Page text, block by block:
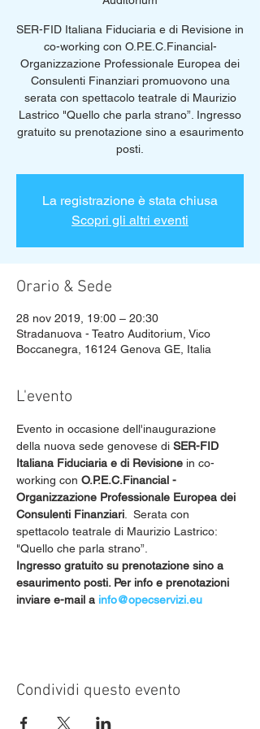
SER-FID Italiana Fiduciaria e di Revisione in
co-working con O.P.E.C.Financial-
Organizzazione Professionale Europea dei
Consulenti Finanziari promuovono una
serata con spettacolo teatrale di Maurizio
Lastrico "Quello che parla strano”. Ingresso
gratuito su prenotazione sino a esaurimento
posti.
La registrazione è stata chiusa
Scopri gli altri eventi
Orario & Sede
28 nov 2019, 19:00 – 20:30
Stradanuova - Teatro Auditorium, Vico
Boccanegra, 16124 Genova GE, Italia
L'evento
Evento in occasione dell'inaugurazione
della nuova sede genovese di SER-FID
Italiana Fiduciaria e di Revisione in co-
working con O.P.E.C.Financial -
Organizzazione Professionale Europea dei
Consulenti Finanziari .  Serata con
spettacolo teatrale di Maurizio Lastrico:
"Quello che parla strano”.
Ingresso gratuito su prenotazione sino a
esaurimento posti. Per info e prenotazioni
inviare e-mail a info@opecservizi.eu
Condividi questo evento